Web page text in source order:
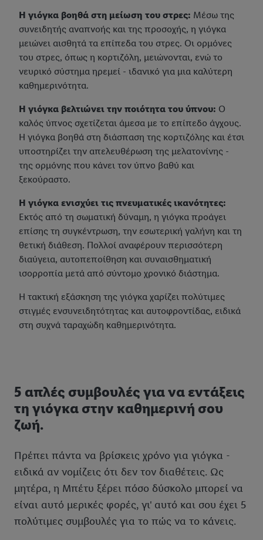
Η γιόγκα βοηθά στη μείωση του στρες: Μέσω της
συνειδητής αναπνοής και της προσοχής, η γιόγκα
μειώνει αισθητά τα επίπεδα του στρες. Οι ορμόνες
του στρες, όπως η κορτιζόλη, μειώνονται, ενώ το
νευρικό σύστημα ηρεμεί - ιδανικό για μια καλύτερη
καθημερινότητα.
Η γιόγκα βελτιώνει την ποιότητα του ύπνου: Ο
καλός ύπνος σχετίζεται άμεσα με το επίπεδο άγχους.
Η γιόγκα βοηθά στη διάσπαση της κορτιζόλης και έτσι
υποστηρίζει την απελευθέρωση της μελατονίνης -
της ορμόνης που κάνει τον ύπνο βαθύ και
ξεκούραστο.
Η γιόγκα ενισχύει τις πνευματικές ικανότητες:
Εκτός από τη σωματική δύναμη, η γιόγκα προάγει
επίσης τη συγκέντρωση, την εσωτερική γαλήνη και τη
θετική διάθεση. Πολλοί αναφέρουν περισσότερη
διαύγεια, αυτοπεποίθηση και συναισθηματική
ισορροπία μετά από σύντομο χρονικό διάστημα.
Η τακτική εξάσκηση της γιόγκα χαρίζει πολύτιμες
στιγμές ενσυνειδητότητας και αυτοφροντίδας, ειδικά
στη συχνά ταραχώδη καθημερινότητα.
5 απλές συμβουλές για να εντάξεις
τη γιόγκα στην καθημερινή σου
ζωή.
Πρέπει πάντα να βρίσκεις χρόνο για γιόγκα -
ειδικά αν νομίζεις ότι δεν τον διαθέτεις. Ως
μητέρα, η Μπέτυ ξέρει πόσο δύσκολο μπορεί να
είναι αυτό μερικές φορές, γι' αυτό και σου έχει 5
πολύτιμες συμβουλές για το πώς να το κάνεις.